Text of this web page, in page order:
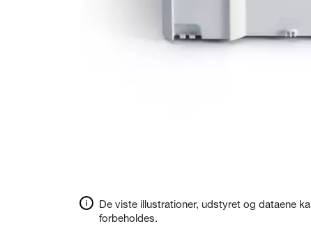
De viste illustrationer, udstyret og dataene
forbeholdes.